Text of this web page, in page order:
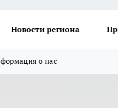
Новости региона
о нас